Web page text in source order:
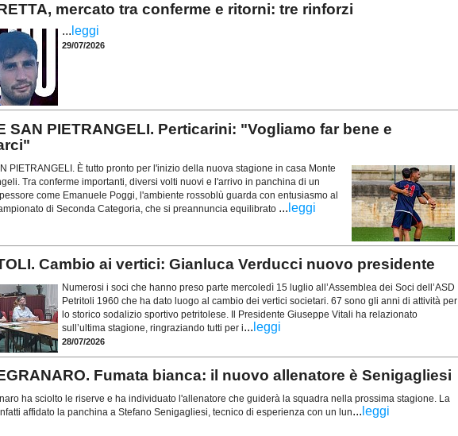
mercato tra conferme e ritorni: tre rinforzi
... leggi
29/07/2026
SAN PIETRANGELI. Perticarini: "Vogliamo far bene e
PIETRANGELI. È tutto pronto per l'inizio della nuova stagione in casa Monte
Tra conferme importanti, diversi volti nuovi e l'arrivo in panchina di un
come Emanuele Poggi, l'ambiente rossoblù guarda con entusiasmo al
di Seconda Categoria, che si preannuncia equilibrato ... leggi
Cambio ai vertici: Gianluca Verducci nuovo presidente
Numerosi i soci che hanno preso parte mercoledì 15 luglio all’Assemblea dei Soci dell’ASD
Petritoli 1960 che ha dato luogo al cambio dei vertici societari. 67 sono gli anni di attività per
lo storico sodalizio sportivo petritolese. Il Presidente Giuseppe Vitali ha relazionato
sull’ultima stagione, ringraziando tutti per i... leggi
28/07/2026
Fumata bianca: il nuovo allenatore è Senigagliesi
ha sciolto le riserve e ha individuato l'allenatore che guiderà la squadra nella prossima stagione. La
affidato la panchina a Stefano Senigagliesi, tecnico di esperienza con un lun... leggi